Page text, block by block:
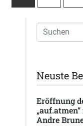
Neuste
Eröffnung
Andre